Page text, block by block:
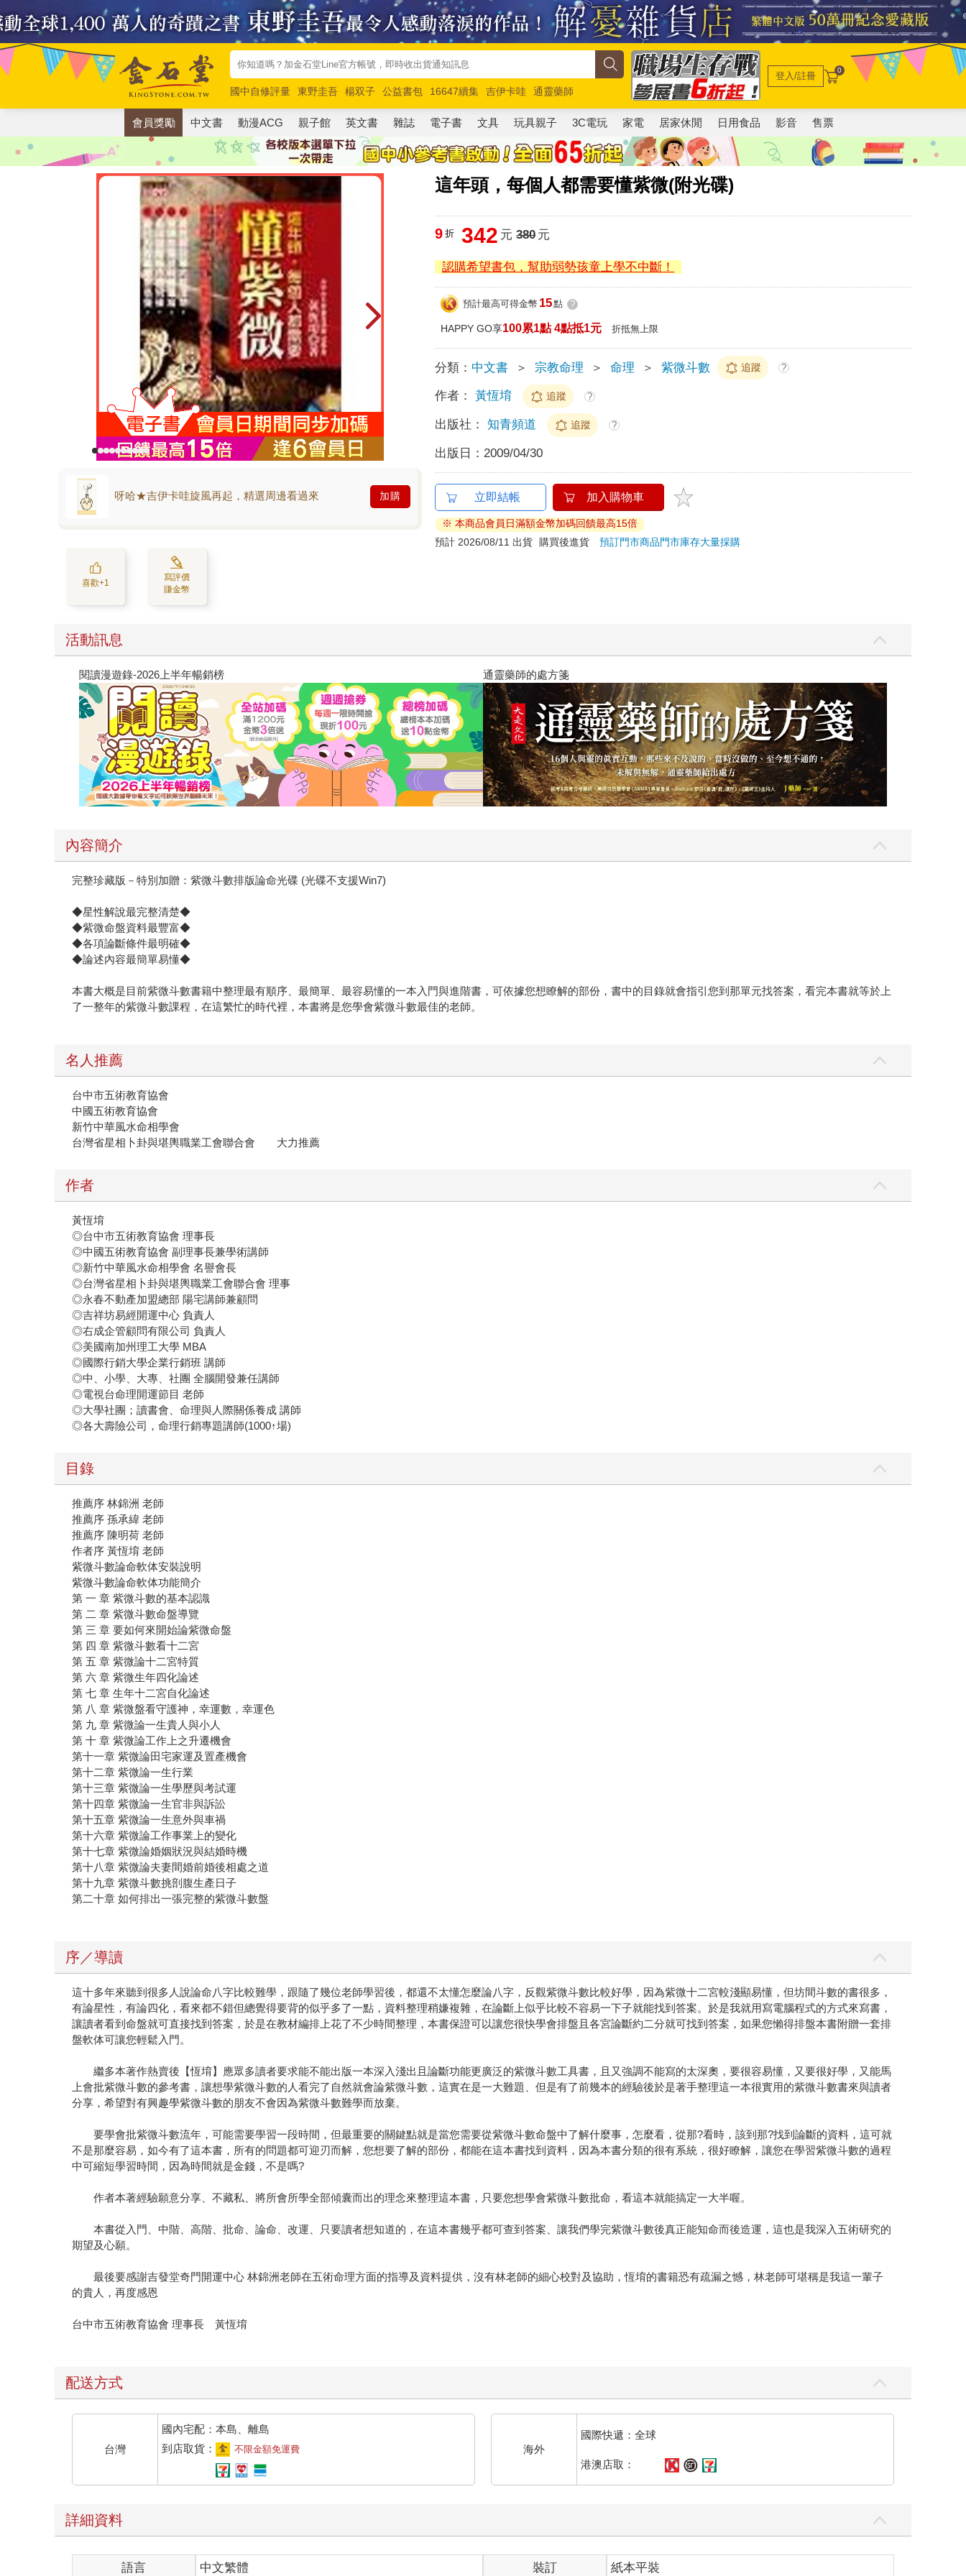
國中自修評量 東野圭吾 楊双子 公益書包 16647續集 吉伊卡哇
通靈藥師
唯紅花綻放
奧德賽 路邊攤新作 馬斯克 玩具總動員5 超慢跑
登入/註冊 0
會員獎勵 中文書 動漫ACG 親子館 英文書 雜誌 電子書 文具 玩具親子 3C電玩 家電 居家休閒 日用食品 影音 售票
這年頭，每個人都需要懂紫微(附光碟)
呀哈★吉伊卡哇旋風再起，精選周邊看過來 加購
喜歡+1
寫評價
賺金幣
9 折 342 元 380元
認購希望書包，幫助弱勢孩童上學不中斷！
預計最高可得金幣 15點 ?
HAPPY GO享100累1點 4點抵1元 折抵無上限
分類： 中文書 ＞ 宗教命理 ＞ 命理 ＞ 紫微斗數 追蹤 ?
作者： 黃恆堉 追蹤 ?
出版社： 知青頻道 追蹤 ?
出版日： 2009/04/30
立即結帳 加入購物車
※ 本商品會員日滿額金幣加碼回饋最高15倍
預計 2026/08/11 出貨
購買後進貨預訂門市商品門市庫存大量採購
活動訊息
閱讀漫遊錄-2026上半年暢銷榜 通靈藥師的處方箋
內容簡介
完整珍藏版－特別加贈：紫微斗數排版論命光碟 (光碟不支援Win7)
◆星性解說最完整清楚◆
◆紫微命盤資料最豐富◆
◆各項論斷條件最明確◆
◆論述內容最簡單易懂◆
本書大概是目前紫微斗數書籍中整理最有順序、最簡單、最容易懂的一本入門與進階書，可依據您想瞭解的部份，書中的目錄就會指引您到那單元找答案，看完本書就等於上
了一整年的紫微斗數課程，在這繁忙的時代裡，本書將是您學會紫微斗數最佳的老師。
名人推薦
台中市五術教育協會
中國五術教育協會
新竹中華風水命相學會
台灣省星相卜卦與堪輿職業工會聯合會 大力推薦
作者
黃恆堉
◎台中市五術教育協會 理事長
◎中國五術教育協會 副理事長兼學術講師
◎新竹中華風水命相學會 名譽會長
◎台灣省星相卜卦與堪輿職業工會聯合會 理事
◎永春不動產加盟總部 陽宅講師兼顧問
◎吉祥坊易經開運中心 負責人
◎右成企管顧問有限公司 負責人
◎美國南加州理工大學 MBA
◎國際行銷大學企業行銷班 講師
◎中、小學、大專、社團 全腦開發兼任講師
◎電視台命理開運節目 老師
◎大學社團；讀書會、命理與人際關係養成 講師
◎各大壽險公司，命理行銷專題講師(1000↑場)
目錄
推薦序 林錦洲 老師
推薦序 孫承緯 老師
推薦序 陳明荷 老師
作者序 黃恆堉 老師
紫微斗數論命軟体安裝說明
紫微斗數論命軟体功能簡介
第 一 章 紫微斗數的基本認識
第 二 章 紫微斗數命盤導覽
第 三 章 要如何來開始論紫微命盤
第 四 章 紫微斗數看十二宮
第 五 章 紫微論十二宮特質
第 六 章 紫微生年四化論述
第 七 章 生年十二宮自化論述
第 八 章 紫微盤看守護神，幸運數，幸運色
第 九 章 紫微論一生貴人與小人
第 十 章 紫微論工作上之升遷機會
第十一章 紫微論田宅家運及置產機會
第十二章 紫微論一生行業
第十三章 紫微論一生學歷與考試運
第十四章 紫微論一生官非與訴訟
第十五章 紫微論一生意外與車禍
第十六章 紫微論工作事業上的變化
第十七章 紫微論婚姻狀況與結婚時機
第十八章 紫微論夫妻間婚前婚後相處之道
第十九章 紫微斗數挑剖腹生產日子
第二十章 如何排出一張完整的紫微斗數盤
序／導讀
這十多年來聽到很多人說論命八字比較難學，跟隨了幾位老師學習後，都還不太懂怎麼論八字，反觀紫微斗數比較好學，因為紫微十二宮較淺顯易懂，但坊間斗數的書很多，
有論星性，有論四化，看來都不錯但總覺得要背的似乎多了一點，資料整理稍嫌複雜，在論斷上似乎比較不容易一下子就能找到答案。於是我就用寫電腦程式的方式來寫書，
讓讀者看到命盤就可直接找到答案，於是在教材編排上花了不少時間整理，本書保證可以讓您很快學會排盤且各宮論斷約二分就可找到答案，如果您懶得排盤本書附贈一套排
盤軟体可讓您輕鬆入門。
繼多本著作熱賣後【恆堉】應眾多讀者要求能不能出版一本深入淺出且論斷功能更廣泛的紫微斗數工具書，且又強調不能寫的太深奧，要很容易懂，又要很好學，又能馬
上會批紫微斗數的參考書，讓想學紫微斗數的人看完了自然就會論紫微斗數，這實在是一大難題、但是有了前幾本的經驗後於是著手整理這一本很實用的紫微斗數書來與讀者
分享，希望對有興趣學紫微斗數的朋友不會因為紫微斗數難學而放棄。
要學會批紫微斗數流年，可能需要學習一段時間，但最重要的關鍵點就是當您需要從紫微斗數命盤中了解什麼事，怎麼看，從那?看時，該到那?找到論斷的資料，這可就
不是那麼容易，如今有了這本書，所有的問題都可迎刃而解，您想要了解的部份，都能在這本書找到資料，因為本書分類的很有系統，很好瞭解，讓您在學習紫微斗數的過程
中可縮短學習時間，因為時間就是金錢，不是嗎?
作者本著經驗願意分享、不藏私、將所會所學全部傾囊而出的理念來整理這本書，只要您想學會紫微斗數批命，看這本就能搞定一大半喔。
本書從入門、中階、高階、批命、論命、改運、只要讀者想知道的，在這本書幾乎都可查到答案、讓我們學完紫微斗數後真正能知命而後造運，這也是我深入五術研究的
期望及心願。
最後要感謝吉發堂奇門開運中心 林錦洲老師在五術命理方面的指導及資料提供，沒有林老師的細心校對及協助，恆堉的書籍恐有疏漏之憾，林老師可堪稱是我這一輩子
的貴人，再度感恩
台中市五術教育協會 理事長 黃恆堉
配送方式
台灣
國內宅配：本島、離島
到店取貨：
不限金額免運費 海外
國際快遞：全球
港澳店取：
詳細資料
語言 中文繁體 裝訂 紙本平裝